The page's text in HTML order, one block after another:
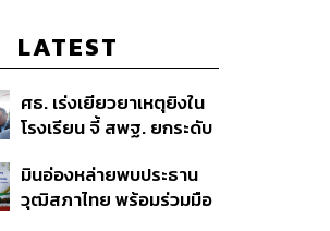
LATEST
ศธ. เร่งเยียวยาเหตุยิงใน
โรงเรียน จี้ สพฐ. ยกระดับ
ผบ.ตร. สั่งเช็กประวัติผู้ก่อ
เหตุ หลังพบยิงจุดตาย
มินอ่องหล่ายพบประธาน
วุฒิสภาไทย พร้อมร่วมมือ